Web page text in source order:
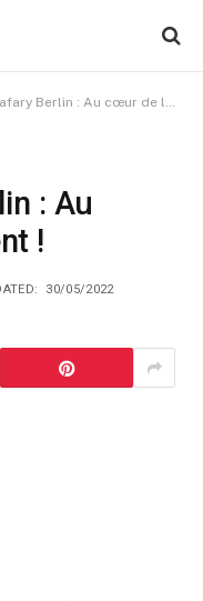
Berlin : Au cœur de l’événement !
: Au
!
30/05/2022